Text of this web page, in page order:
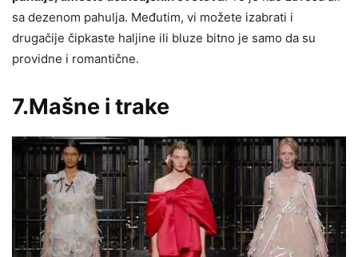
sa dezenom pahulja. Međutim, vi možete izabrati i
drugačije čipkaste haljine ili bluze bitno je samo da su
providne i romantične.
7.Mašne i trake